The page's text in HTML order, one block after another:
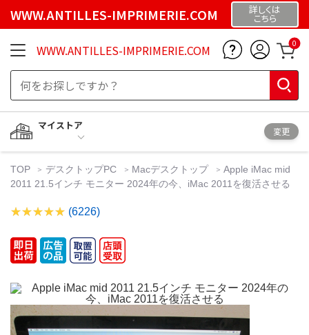
WWW.ANTILLES-IMPRIMERIE.COM 詳しくは
こちら
WWW.ANTILLES-IMPRIMERIE.COM 0
マイストア
変更
TOP デスクトップPC Macデスクトップ
Apple iMac mid
2011 21.5インチ モニター 2024年の今、iMac 2011を復活させる
(6226)